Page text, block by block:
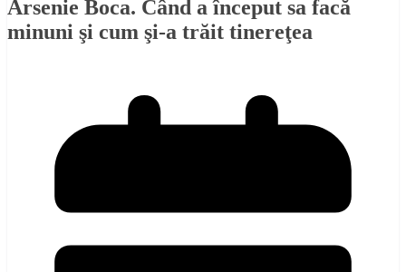
Arsenie Boca. Când a început sa facă
minuni şi cum şi-a trăit tinereţea